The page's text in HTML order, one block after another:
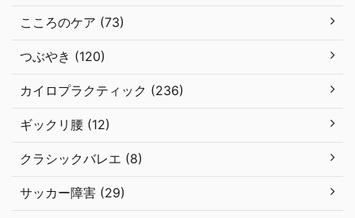
こころのケア (73)
つぶやき (120)
カイロプラクティック (236)
ギックリ腰 (12)
クラシックバレエ (8)
サッカー障害 (29)